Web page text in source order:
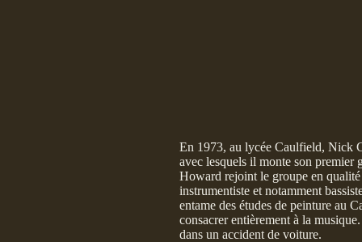
En 1973, au lycée Caulfield, Nick
avec lesquels il monte son
Howard rejoint le groupe en
instrumentiste et notamment
entame des études de peinture au
consacrer entièrement à la
dans un accident de voiture.